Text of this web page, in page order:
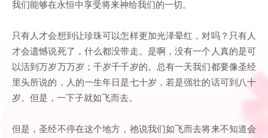
我们能够在永恒中享受将来神给我们的一切。
只有人才会想到让珍珠可以怎样更加光泽晕红，对吗？只有人
才会遗憾说死了，什么都没带走。是啊，没有一个人真的是可
以活到万岁万万岁；千岁千千岁的。总有一天我们都要像圣经
里头所说的，人的一生年日是七十岁，若是强壮的话可到八十
岁。但是，一下子就如飞而去。
但是，圣经不停在这个地方，祂说我们如飞而去将来不知道会